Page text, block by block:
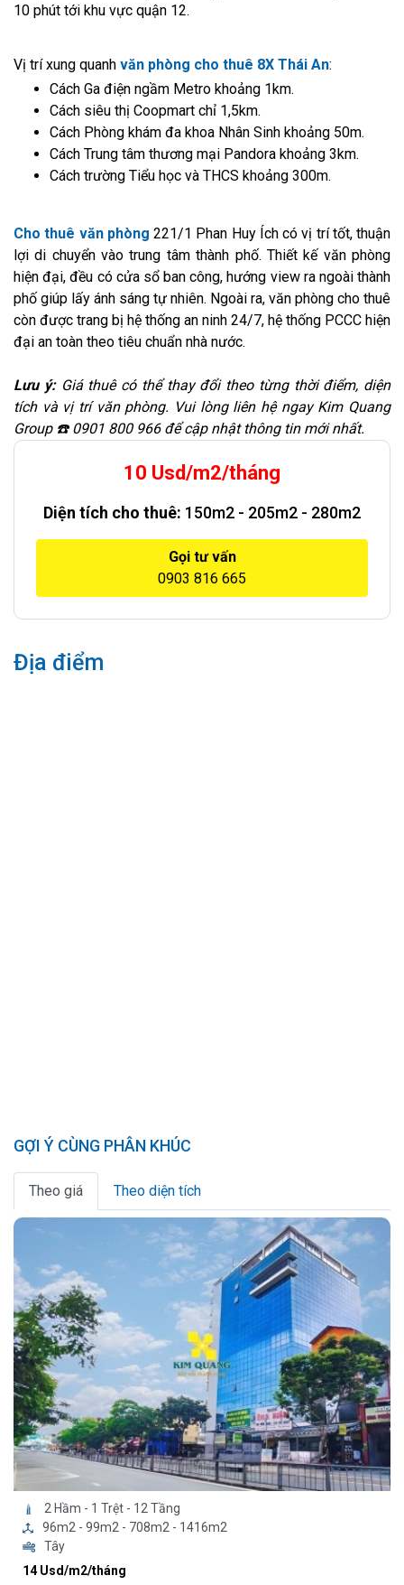
10 phút tới khu vực quận 12.
Vị trí xung quanh văn phòng cho thuê 8X Thái An:
Cách Ga điện ngầm Metro khoảng 1km.
Cách siêu thị Coopmart chỉ 1,5km.
Cách Phòng khám đa khoa Nhân Sinh khoảng 50m.
Cách Trung tâm thương mại Pandora khoảng 3km.
Cách trường Tiểu học và THCS khoảng 300m.
Cho thuê văn phòng 221/1 Phan Huy Ích có vị trí tốt, thuận
lợi di chuyển vào trung tâm thành phố. Thiết kế văn phòng
hiện đại, đều có cửa sổ ban công, hướng view ra ngoài thành
phố giúp lấy ánh sáng tự nhiên. Ngoài ra, văn phòng cho thuê
còn được trang bị hệ thống an ninh 24/7, hệ thống PCCC hiện
đại an toàn theo tiêu chuẩn nhà nước.
Lưu ý: Giá thuê có thể thay đổi theo từng thời điểm, diện
tích và vị trí văn phòng. Vui lòng liên hệ ngay Kim Quang
Group ☎️ 0901 800 966 để cập nhật thông tin mới nhất.
10 Usd/m2/tháng
Diện tích cho thuê: 150m2 - 205m2 - 280m2
Gọi tư vấn
0903 816 665
Địa điểm
GỢI Ý CÙNG PHÂN KHÚC
Theo giá Theo diện tích
2 Hầm - 1 Trệt - 12 Tầng
96m2 - 99m2 - 708m2 - 1416m2
Tây
14 Usd/m2/tháng